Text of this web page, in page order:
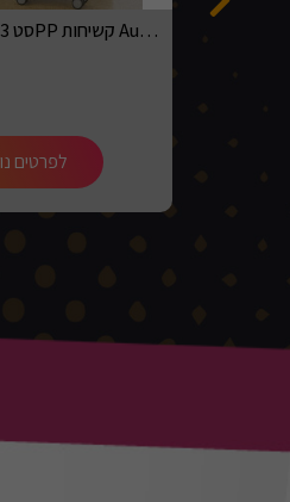
סט 3 מזוודות איכותיותPP קשיחות Australian adventurer בגדלים 20, 24, 28 בצבע אפור בהיר
לפרטים